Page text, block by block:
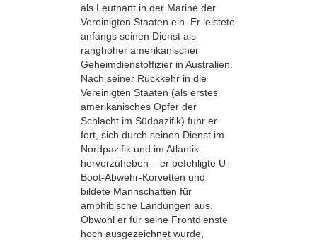
als Leutnant in der Marine der
Vereinigten Staaten ein. Er leistete
anfangs seinen Dienst als
ranghoher amerikanischer
Geheimdienstoffizier in Australien.
Nach seiner Rückkehr in die
Vereinigten Staaten (als erstes
amerikanisches Opfer der
Schlacht im Südpazifik) fuhr er
fort, sich durch seinen Dienst im
Nordpazifik und im Atlantik
hervorzuheben – er befehligte U-
Boot-Abwehr-Korvetten und
bildete Mannschaften für
amphibische Landungen aus.
Obwohl er für seine Frontdienste
hoch ausgezeichnet wurde,